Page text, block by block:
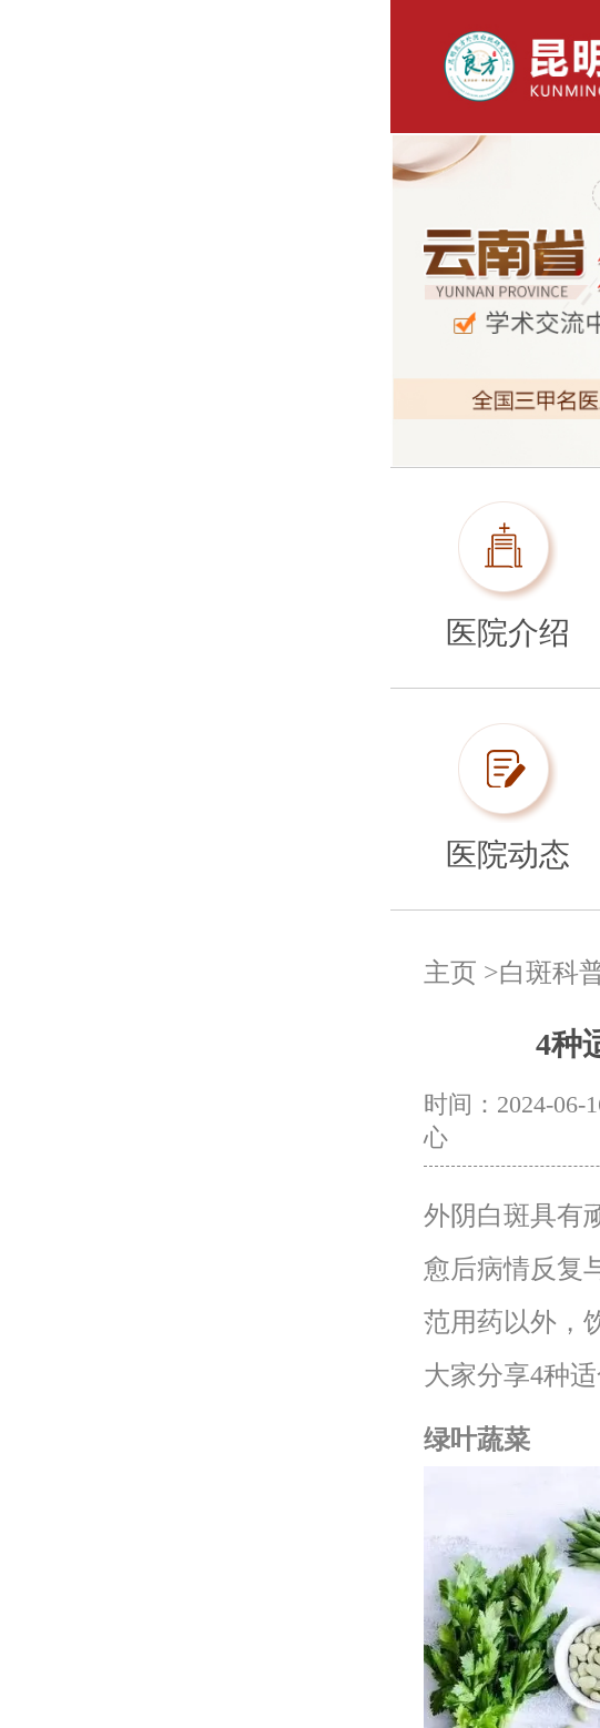
医院介绍
医院动态
主页 >白斑科
4种
时间：2024-06-
心
外阴白斑具有
愈后病情反复
范用药以外，
大家分享4种
绿叶蔬菜